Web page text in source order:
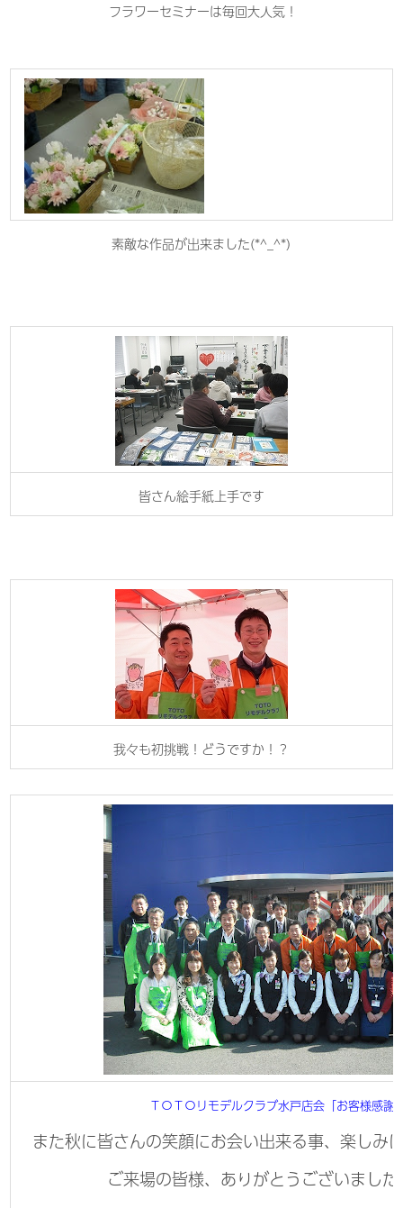
フラワーセミナーは毎回大人気！
素敵な作品が出来ました(*^_^*)
皆さん絵手紙上手です
我々も初挑戦！どうですか！？
ＴＯＴＯリモデルクラブ水戸店会「お客様感謝
また秋に皆さんの笑顔にお会い出来る事、楽しみ
ご来場の皆様、ありがとうございまし